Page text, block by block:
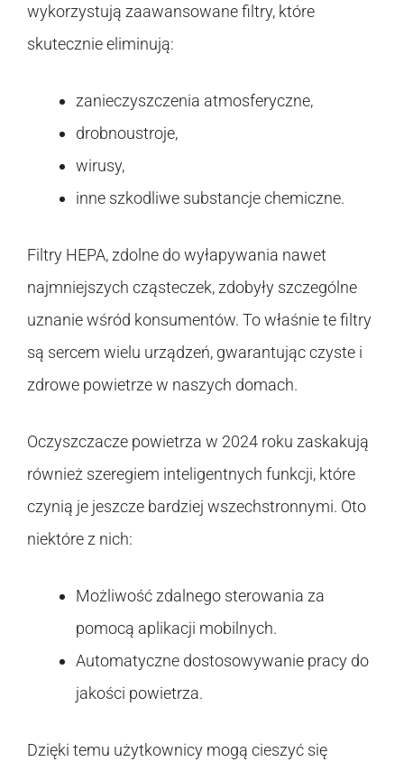
wykorzystują zaawansowane filtry, które
skutecznie eliminują:
zanieczyszczenia atmosferyczne,
drobnoustroje,
wirusy,
inne szkodliwe substancje chemiczne.
Filtry HEPA, zdolne do wyłapywania nawet
najmniejszych cząsteczek, zdobyły szczególne
uznanie wśród konsumentów. To właśnie te filtry
są sercem wielu urządzeń, gwarantując czyste i
zdrowe powietrze w naszych domach.
Oczyszczacze powietrza w 2024 roku zaskakują
również szeregiem inteligentnych funkcji, które
czynią je jeszcze bardziej wszechstronnymi. Oto
niektóre z nich:
Możliwość zdalnego sterowania za
pomocą aplikacji mobilnych.
Automatyczne dostosowywanie pracy do
jakości powietrza.
Dzięki temu użytkownicy mogą cieszyć się